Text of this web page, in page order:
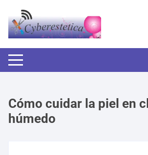
contenido
Cómo cuidar la piel en
húmedo